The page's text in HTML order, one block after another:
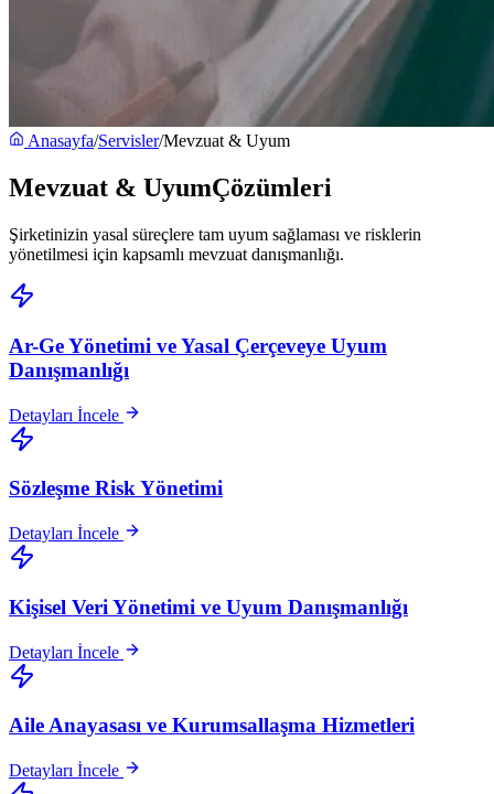
Anasayfa/Servisler/Mevzuat & Uyum
Mevzuat & UyumÇözümleri
Şirketinizin yasal süreçlere tam uyum sağlaması ve risklerin
yönetilmesi için kapsamlı mevzuat danışmanlığı.
Ar-Ge Yönetimi ve Yasal Çerçeveye Uyum
Danışmanlığı
Detayları İncele
Sözleşme Risk Yönetimi
Detayları İncele
Kişisel Veri Yönetimi ve Uyum Danışmanlığı
Detayları İncele
Aile Anayasası ve Kurumsallaşma Hizmetleri
Detayları İncele